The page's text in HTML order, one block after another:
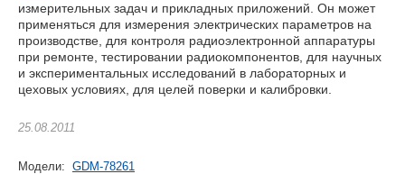
измерительных задач и прикладных приложений. Он может
применяться для измерения электрических параметров на
производстве, для контроля радиоэлектронной аппаратуры
при ремонте, тестировании радиокомпонентов, для научных
и экспериментальных исследований в лабораторных и
цеховых условиях, для целей поверки и калибровки.
25.08.2011
Модели: GDM-78261